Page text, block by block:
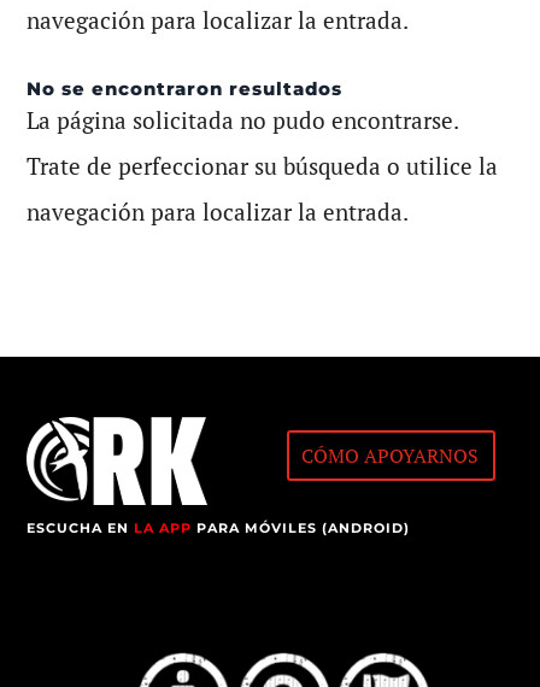
navegación para localizar la entrada.
No se encontraron resultados
La página solicitada no pudo encontrarse.
Trate de perfeccionar su búsqueda o utilice la
navegación para localizar la entrada.
CÓMO APOYARNOS
ESCUCHA ENLA APP PARA MÓVILES (ANDROID)